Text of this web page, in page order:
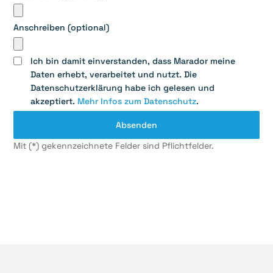
Anschreiben (optional)
Ich bin damit einverstanden, dass Marador meine
Daten erhebt, verarbeitet und nutzt. Die
Datenschutzerklärung habe ich gelesen und
akzeptiert. Mehr Infos zum Datenschutz.
Mit (*) gekennzeichnete Felder sind Pflichtfelder.